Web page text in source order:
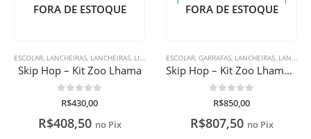
FORA DE ESTOQUE
ESCOLAR, LANCHEIRAS, LANCHEIRAS, LINHA SKIP HOP ,MOCHILAS,MOCHILAS
Skip Hop – Kit Zoo Lhama
de 5
R$430,00
R$408,50 no Pix
FORA DE ESTOQUE
ESCOLAR, GARRAFAS, LANCHEIRAS, LANCHEIRAS
Skip Hop – Kit Zoo Lhama com gravação a laser
de 5
R$850,00
R$807,50 no Pix